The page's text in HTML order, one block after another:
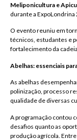
Meliponicultura e
durante a ExpoLondrina
O evento reuniu em
técnicos, estudantes e
fortalecimento da
Abelhas: essenciais
As abelhas
polinização, processo
qualidade de diversas
A programação contou
desafios quanto as
produção agrícola.